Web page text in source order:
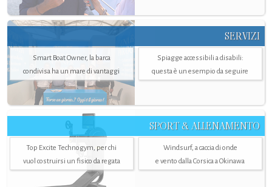
SERVIZI
Smart Boat Owner, la barca
condivisa ha un mare di vantaggi
Spiagge accessibili a disabili:
questa è un esempio da seguire
SPORT & ALLENAMENTO
Top Excite Technogym, per chi
vuol costruirsi un fisico da regata
Windsurf, a caccia di onde
e vento dalla Corsica a Okinawa